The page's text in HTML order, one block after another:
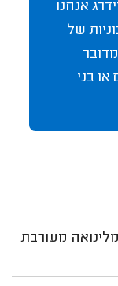
אנחנו
של
בני
מעורבת